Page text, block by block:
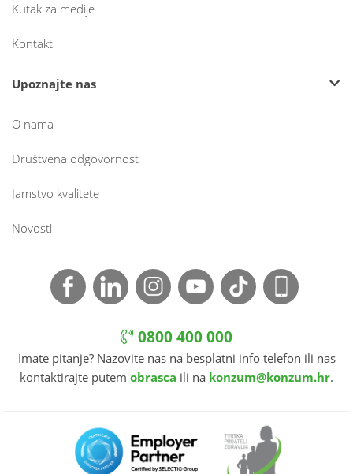
Kutak za medije
Kontakt
Upoznajte nas
O nama
Društvena odgovornost
Jamstvo kvalitete
Novosti
0800 400 000
Imate pitanje? Nazovite nas na besplatni info telefon ili nas
kontaktirajte putem obrasca ili na konzum@konzum.hr.